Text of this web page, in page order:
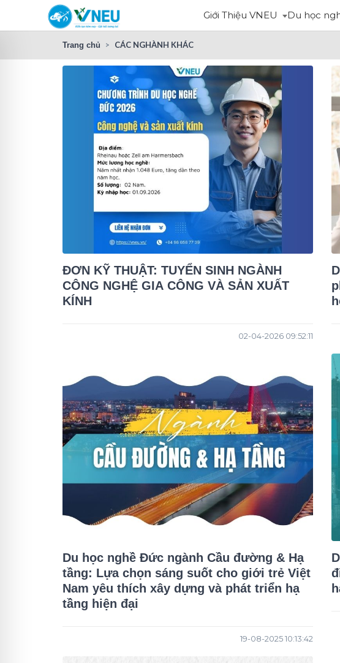
Giới Thiệu VNEU Du học
Trang chủ CÁC NGHÀNH KHÁC
ĐƠN KỸ THUẬT: TUYỂN SINH NGÀNH
CÔNG NGHỆ GIA CÔNG VÀ SẢN XUẤT
KÍNH
02-04-2026 09:52:11
Du học nghề Đức ngành Cầu đường & Hạ
tầng: Lựa chọn sáng suốt cho giới trẻ Việt
Nam yêu thích xây dựng và phát triển hạ
tầng hiện đại
19-08-2025 10:13:42